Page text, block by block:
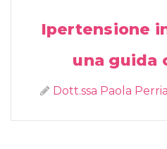
Ipertensione
una guida
Dott.ssa Paola Perria